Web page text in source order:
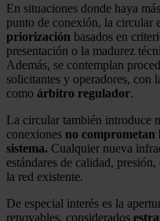
En situaciones donde haya
punto de conexión, la circular
priorización basados en
presentación o la madurez
Además, se contemplan
solicitantes y operadores,
como árbitro regulador.
La circular también introduce
conexiones no comprometan
sistema. Cualquier nueva
estándares de calidad,
la red existente.
De especial interés es la
renovables, considerados